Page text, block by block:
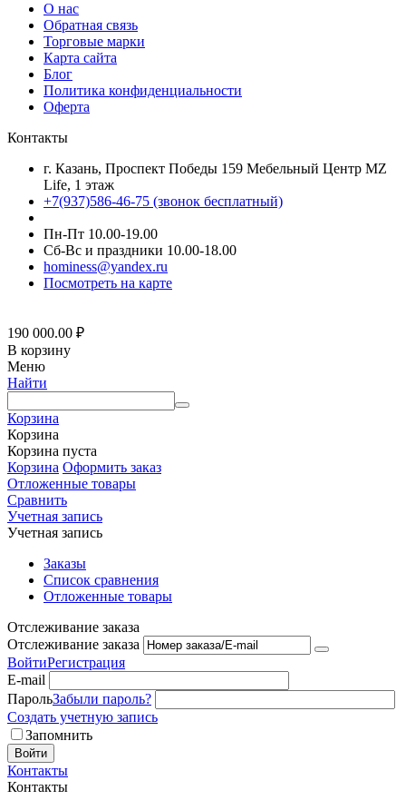
О нас
Обратная связь
Торговые марки
Карта сайта
Блог
Политика конфиденциальности
Оферта
Контакты
г. Казань, Проспект Победы 159 Мебельный Центр MZ
Life, 1 этаж
+7(937)586-46-75 (звонок бесплатный)
Пн-Пт 10.00-19.00
Сб-Вс и праздники 10.00-18.00
hominess@yandex.ru
Посмотреть на карте
190 000.00 ₽
В корзину
Меню
Найти
Корзина
Корзина
Корзина пуста
Корзина Оформить заказ
Отложенные товары
Сравнить
Учетная запись
Учетная запись
Заказы
Список сравнения
Отложенные товары
Отслеживание заказа
Отслеживание заказа
ВойтиРегистрация
E-mail
ПарольЗабыли пароль?
Создать учетную запись
Запомнить
Войти
Контакты
Контакты